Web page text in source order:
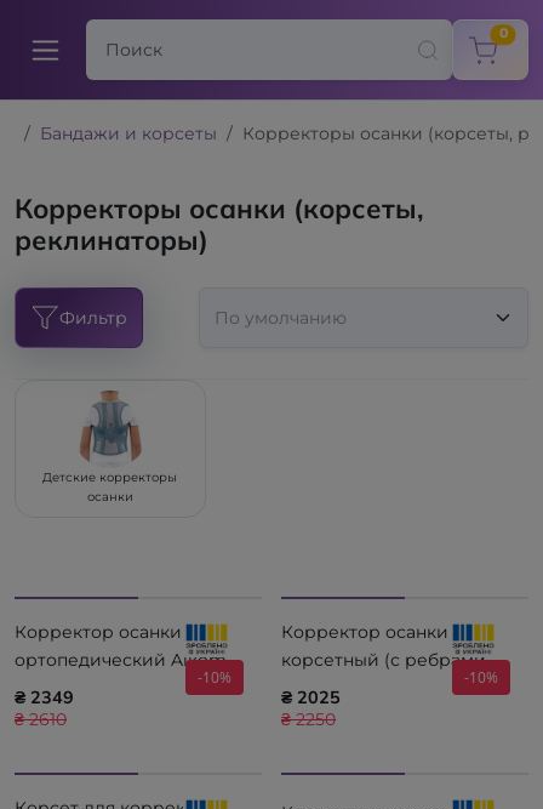
0
Бандажи и корсеты Корректоры осанки (корсеты,
Корректоры осанки (корсеты,
реклинаторы)
Фильтр
Детские корректоры
осанки
-10%
Корректор осанки
ортопедический Alkom
1070
₴ 2349
₴ 2610
-10%
Корректор осанки
корсетный (с ребрами
жесткости) Alkom 1040
₴ 2025
₴ 2250